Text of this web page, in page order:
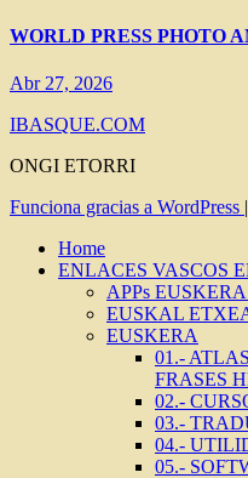
WORLD PRESS PHOTO
Abr 27, 2026
IBASQUE.COM
ONGI ETORRI
Funciona gracias a WordPress |
Home
ENLACES VASCOS
APPs
EUSKAL
EUSKERA
01.-
FRASES
02.-
03.-
04.-
05.-